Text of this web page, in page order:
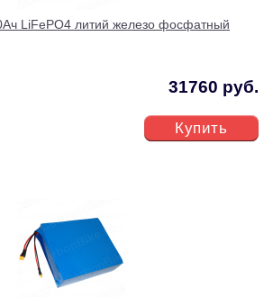
LiFePO4 литий железо фосфатный
31760 руб.
Купить